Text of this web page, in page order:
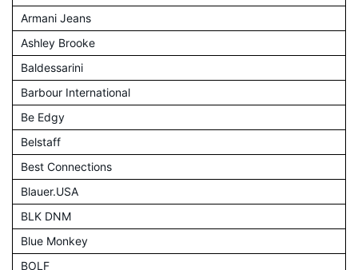
Armani Jeans
Ashley Brooke
Baldessarini
Barbour International
Be Edgy
Belstaff
Best Connections
Blauer.USA
BLK DNM
Blue Monkey
BOLF